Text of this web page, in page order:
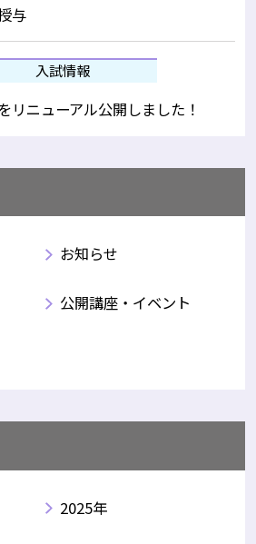
与
入試情報
リニューアル公開しました！
お知らせ
公開講座・イベント
2025年